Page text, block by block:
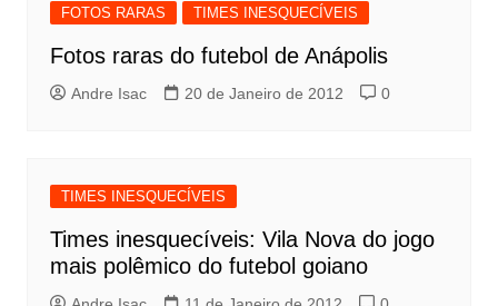
FOTOS RARAS TIMES INESQUECÍVEIS
Fotos raras do futebol de Anápolis
Andre Isac 20 de Janeiro de 2012 0
TIMES INESQUECÍVEIS
Times inesquecíveis: Vila Nova do jogo
mais polêmico do futebol goiano